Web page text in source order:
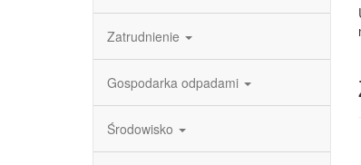
Zatrudnienie
Gospodarka odpadami
Środowisko